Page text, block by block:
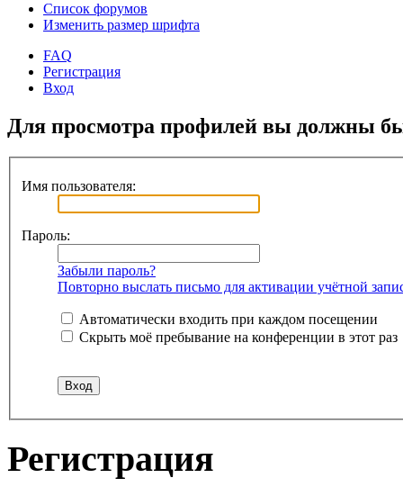
Список форумов
Изменить размер шрифта
FAQ
Регистрация
Вход
Для просмотра профилей вы должны
Имя пользователя:
Пароль:
Забыли пароль?
Повторно выслать письмо для активации учётной
Автоматически входить при каждом посещении
Скрыть моё пребывание на конференции в этот раз
Регистрация